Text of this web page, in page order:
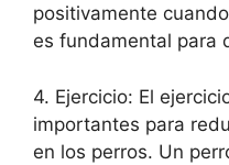
positivamente
es fundamental para
4. Ejercicio: El
importantes para
en los perros. Un